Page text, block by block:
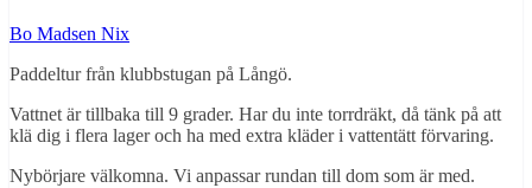
Bo Madsen Nix
Paddeltur från klubbstugan på Långö.
Vattnet är tillbaka till 9 grader. Har du inte torrdräkt, då tänk på att
klä dig i flera lager och ha med extra kläder i vattentätt förvaring.
Nybörjare välkomna. Vi anpassar rundan till dom som är med.